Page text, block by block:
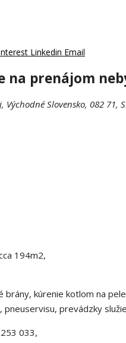
Linkedin Email
na prenájom
Východné Slovensko, 082 71,
194m2,
brány, kúrenie kotlom na
prevádzky
033,